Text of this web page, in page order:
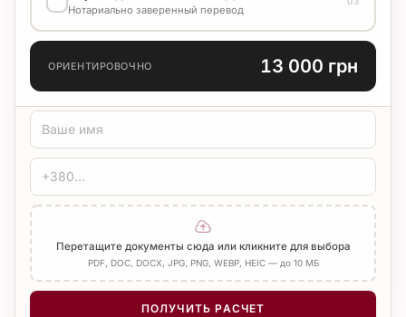
Стандарт 3 000 грн
Нотариально заверенный перевод
ТИП ПЕРЕВОДА
ЗАВЕРЕНИЕ
Печать бюро Нотариус
Добавить Апостиль
КОЛИЧЕСТВО СТРАНИЦ
ОРИЕНТИРОВОЧНО 13 000 грн
Перетащите документы сюда или кликните для выбора
PDF, DOC, DOCX, JPG, PNG, WEBP, HEIC — до 10 МБ
ПОЛУЧИТЬ РАСЧЕТ